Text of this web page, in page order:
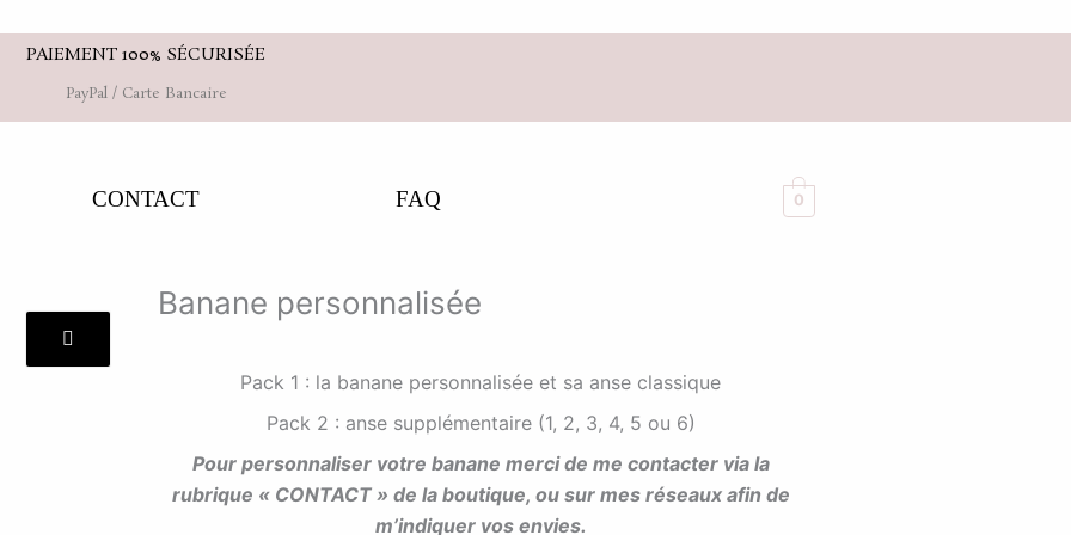
PAIEMENT 100% SÉCURISÉE
PayPal / Carte Bancaire
CONTACT FAQ 0
Banane personnalisée
Pack 1 : la banane personnalisée et sa anse classique
Pack 2 : anse supplémentaire (1, 2, 3, 4, 5 ou 6)
Pour personnaliser votre banane merci de me contacter via la
rubrique « CONTACT » de la boutique, ou sur mes réseaux afin de
m’indiquer vos envies.